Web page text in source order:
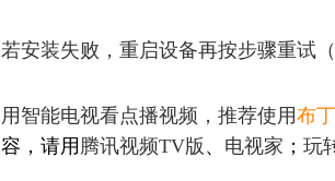
若安装失败，重启设备再按步骤重试
用智能电视看点播视频，推荐使用布
容，请用 腾讯视频TV版 、 电视家 ； 玩